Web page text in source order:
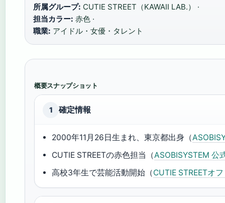
所属グループ: CUTIE STREET（KAWAII LAB.） ·
担当カラー: 赤色 ·
職業: アイドル・女優・タレント
概要スナップショット
1 確定情報
2000年11月26日生まれ、東京都出身（
CUTIE STREETの赤色担当（ASOBISYSTEM 公
高校3年生で芸能活動開始（CUTIE STREETオ